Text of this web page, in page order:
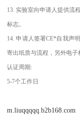
13. 实验室向申请人提供流
标志。
14. 申请人签署CE*自我声
寄出纸质与流程，另外电子
认证周期:
5-7个工作日
m.liuqqqqq.b2b168.com